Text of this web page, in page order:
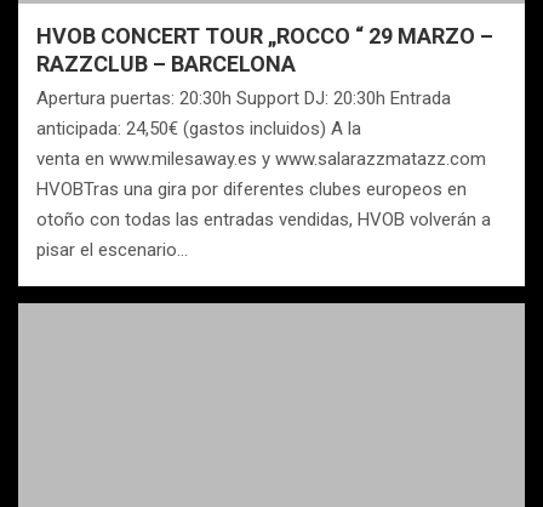
HVOB CONCERT TOUR „ROCCO “ 29 MARZO –
RAZZCLUB – BARCELONA
Apertura puertas: 20:30h Support DJ: 20:30h Entrada
anticipada: 24,50€ (gastos incluidos) A la
venta en www.milesaway.es y www.salarazzmatazz.com
HVOBTras una gira por diferentes clubes europeos en
otoño con todas las entradas vendidas, HVOB volverán a
pisar el escenario…